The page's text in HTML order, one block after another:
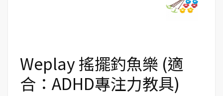
Weplay 搖擺釣魚樂 (適
合：ADHD專注力教具)